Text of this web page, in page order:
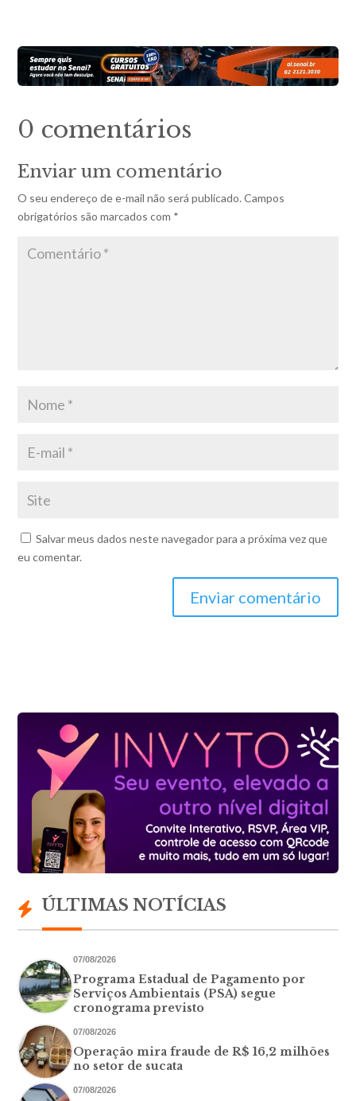
0 comentários
Enviar um comentário
O seu endereço de e-mail não será publicado. Campos
obrigatórios são marcados com *
Salvar meus dados neste navegador para a próxima vez que
eu comentar.
Enviar comentário
ÚLTIMAS NOTÍCIAS
07/08/2026
Programa Estadual de Pagamento por
Serviços Ambientais (PSA) segue
cronograma previsto
07/08/2026
Operação mira fraude de R$ 16,2 milhões
no setor de sucata
07/08/2026